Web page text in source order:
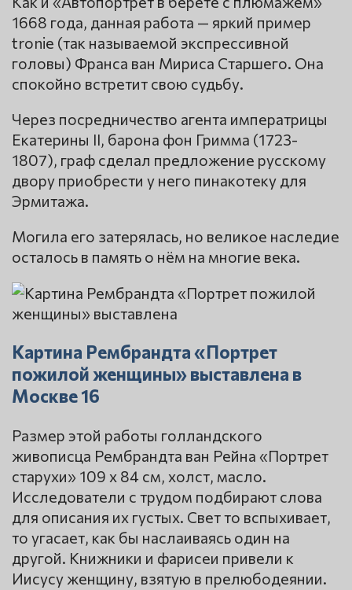
1668 года, данная работа — яркий пример
tronie (так называемой экспрессивной
головы) Франса ван Мириса Старшего. Она
спокойно встретит свою судьбу.
Через посредничество агента императрицы
Екатерины II, барона фон Гримма (1723-
1807), граф сделал предложение русскому
двору приобрести у него пинакотеку для
Эрмитажа.
Могила его затерялась, но великое наследие
осталось в память о нём на многие века.
Картина Рембрандта «Портрет
пожилой женщины» выставлена в
Москве 16
Размер этой работы голландского
живописца Рембрандта ван Рейна «Портрет
старухи» 109 x 84 см, холст, масло.
Исследователи с трудом подбирают слова
для описания их густых. Свет то вспыхивает,
то угасает, как бы наслаиваясь один на
другой. Книжники и фарисеи привели к
Иисусу женщину, взятую в прелюбодеянии.